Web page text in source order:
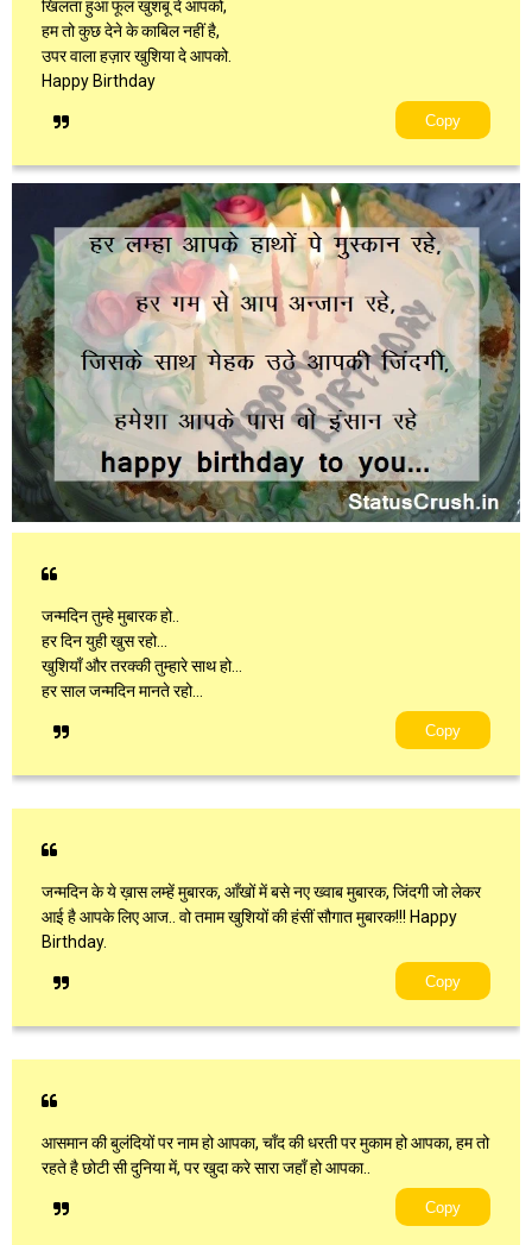
खिलता हुआ फूल खुशबू दे आपको,
हम तो कुछ देने के काबिल नहीं है,
उपर वाला हज़ार खुशिया दे आपको.
Happy Birthday
Copy
जन्मदिन तुम्हे मुबारक हो..
हर दिन युही खुस रहो...
खुशियाँ और तरक्की तुम्हारे साथ हो...
हर साल जन्मदिन मानते रहो...
Copy
जन्मदिन के ये ख़ास लम्हें मुबारक, आँखों में बसे नए ख्वाब मुबारक, जिंदगी जो लेकर
आई है आपके लिए आज.. वो तमाम खुशियों की हंसीं सौगात मुबारक!!! Happy
Birthday.
Copy
आसमान की बुलंदियों पर नाम हो आपका, चाँद की धरती पर मुकाम हो आपका, हम तो
रहते है छोटी सी दुनिया में, पर खुदा करे सारा जहाँ हो आपका..
Copy